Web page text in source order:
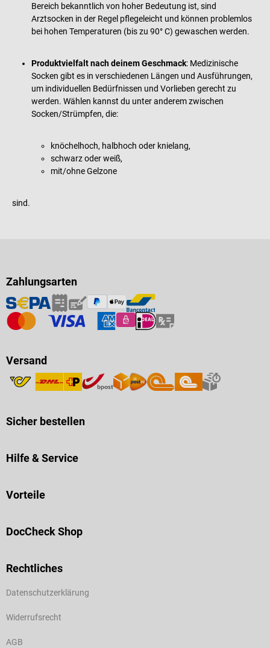
Bereich bekanntlich von hoher Bedeutung ist, sind
Arztsocken in der Regel pflegeleicht und können problemlos
bei hohen Temperaturen (bis zu 90° C) gewaschen werden.
Produktvielfalt nach deinem Geschmack: Medizinische
Socken gibt es in verschiedenen Längen und Ausführungen,
um individuellen Bedürfnissen und Vorlieben gerecht zu
werden. Wählen kannst du unter anderem zwischen
Socken/Strümpfen, die:
knöchelhoch, halbhoch oder knielang,
schwarz oder weiß,
mit/ohne Gelzone
sind.
Zahlungsarten
Versand
Sicher bestellen
Hilfe & Service
Vorteile
DocCheck Shop
Rechtliches
Datenschutzerklärung
Widerrufsrecht
AGB